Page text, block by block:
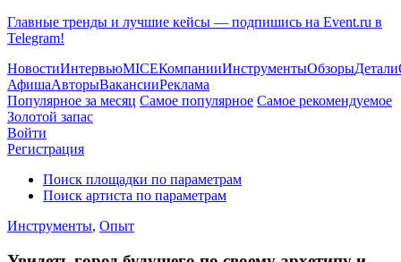
Главные тренды и лучшие кейсы — подпишись на Event.ru в
Telegram!
НовостиИнтервьюMICEКомпанииИнструментыОбзорыДетали
АфишаАвторыВакансииРеклама
Популярное за месяц Самое популярное Самое рекомендуемое
Золотой запас
Войти
Регистрация
Поиск площадки по параметрам
Поиск артиста по параметрам
Инструменты, Опыт